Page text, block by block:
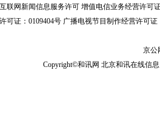
互联网新闻信息服务许可 增值电信业务经营许可
可证：0109404号 广播电视节目制作经营许可证
京公
Copyright©和讯网 北京和讯在线信